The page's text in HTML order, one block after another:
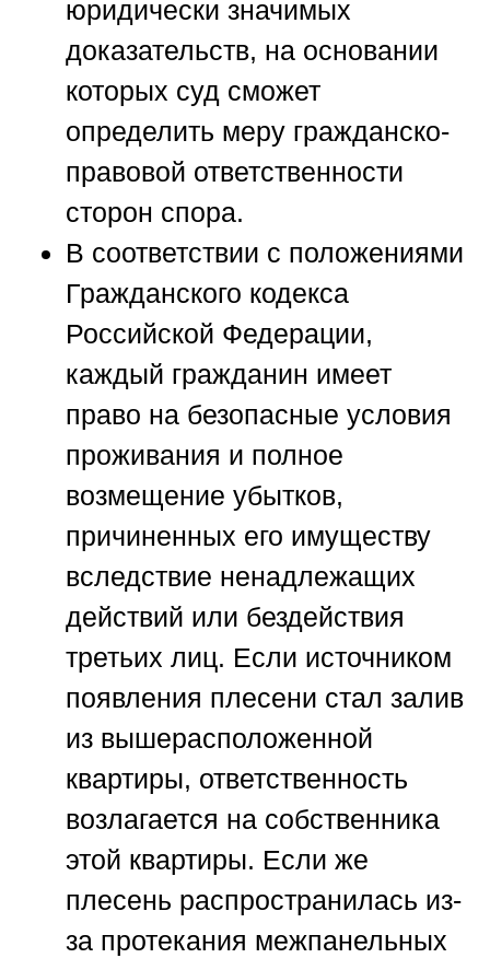
юридически значимых
доказательств, на основании
которых суд сможет
определить меру гражданско-
правовой ответственности
сторон спора.
В соответствии с положениями
Гражданского кодекса
Российской Федерации,
каждый гражданин имеет
право на безопасные условия
проживания и полное
возмещение убытков,
причиненных его имуществу
вследствие ненадлежащих
действий или бездействия
третьих лиц. Если источником
появления плесени стал залив
из вышерасположенной
квартиры, ответственность
возлагается на собственника
этой квартиры. Если же
плесень распространилась из-
за протекания межпанельных